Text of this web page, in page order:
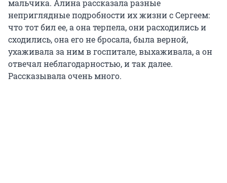
мальчика. Алина рассказала разные
неприглядные подробности их жизни с Сергеем:
что тот бил ее, а она терпела, они расходились и
сходились, она его не бросала, была верной,
ухаживала за ним в госпитале, выхаживала, а он
отвечал неблагодарностью, и так далее.
Рассказывала очень много.